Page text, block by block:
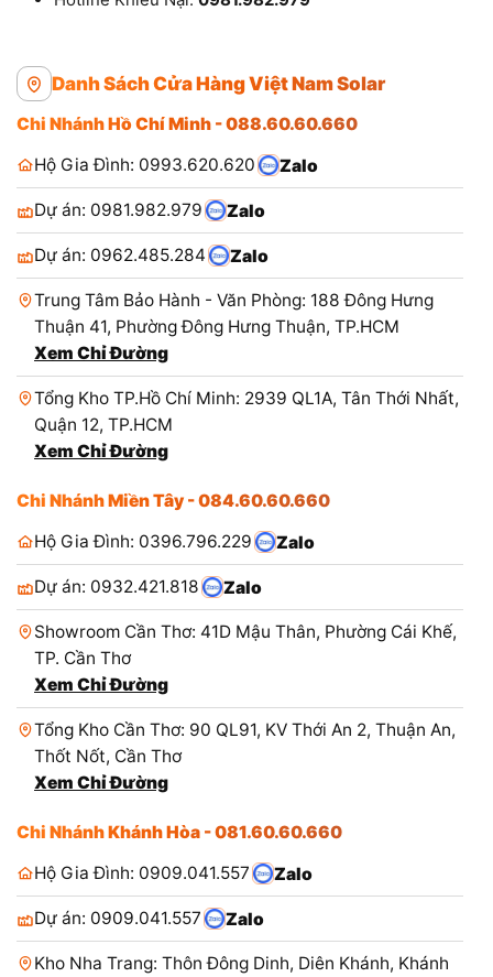
Danh Sách Cửa Hàng Việt Nam Solar
Chi Nhánh Hồ Chí Minh - 088.60.60.660
Hộ Gia Đình: 0993.620.620
Zalo
Dự án: 0981.982.979 Zalo
Dự án: 0962.485.284 Zalo
Trung Tâm Bảo Hành - Văn Phòng: 188 Đông Hưng
Thuận 41, Phường Đông Hưng Thuận, TP.HCM
Xem Chỉ Đường
Tổng Kho TP.Hồ Chí Minh: 2939 QL1A, Tân Thới Nhất,
Quận 12, TP.HCM
Xem Chỉ Đường
Chi Nhánh Miền Tây - 084.60.60.660
Hộ Gia Đình: 0396.796.229
Zalo
Dự án: 0932.421.818 Zalo
Showroom Cần Thơ: 41D Mậu Thân, Phường Cái Khế,
TP. Cần Thơ
Xem Chỉ Đường
Tổng Kho Cần Thơ: 90 QL91, KV Thới An 2, Thuận An,
Thốt Nốt, Cần Thơ
Xem Chỉ Đường
Chi Nhánh Khánh Hòa - 081.60.60.660
Hộ Gia Đình: 0909.041.557
Zalo
Dự án: 0909.041.557 Zalo
Kho Nha Trang: Thôn Đông Dinh, Diên Khánh, Khánh